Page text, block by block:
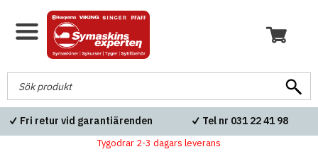
Fri retur vid garantiärenden Tel nr 031 22 41 98
Tygodrar 2-3 dagars leverans